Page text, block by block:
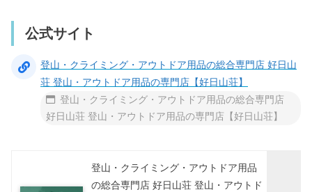
公式サイト
登山・クライミング・アウトドア用品の総合専門店 好日山
荘 登山・アウトドア用品の専門店【好日山荘】
登山・クライミング・アウトドア用品の総合専門店
好日山荘 登山・アウトドア用品の専門店【好日山荘】
登山・クライミング・アウトドア用品
の総合専門店 好日山荘 登山・アウトド